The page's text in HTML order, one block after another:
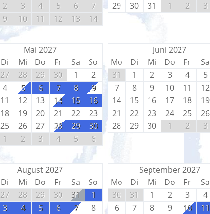
2 3 4 5 6
7
9 10 11 12 13 14
29
30 31 1 2 3
Mai 2027
Di Mi Do Fr Sa
So
27 28 29 30 1
2
4 5 6 7 8
9
11 12 13 14 15
16
18 19 20 21 22
23
25 26 27 28 29
30
1 2 3 4 5 6
Juni 2027
Mo
Di Mi Do Fr Sa
31
1 2 3 4 5
7
8 9 10 11 12
14
15 16 17 18 19
21
22 23 24 25 26
28
29 30 1 2 3
August 2027
Di Mi Do Fr Sa
So
27 28 29 30 31
1
3 4 5 6 7
8
September 2027
Mo
Di Mi Do Fr Sa
30
31 1 2 3 4
6
7 8 9 10 11